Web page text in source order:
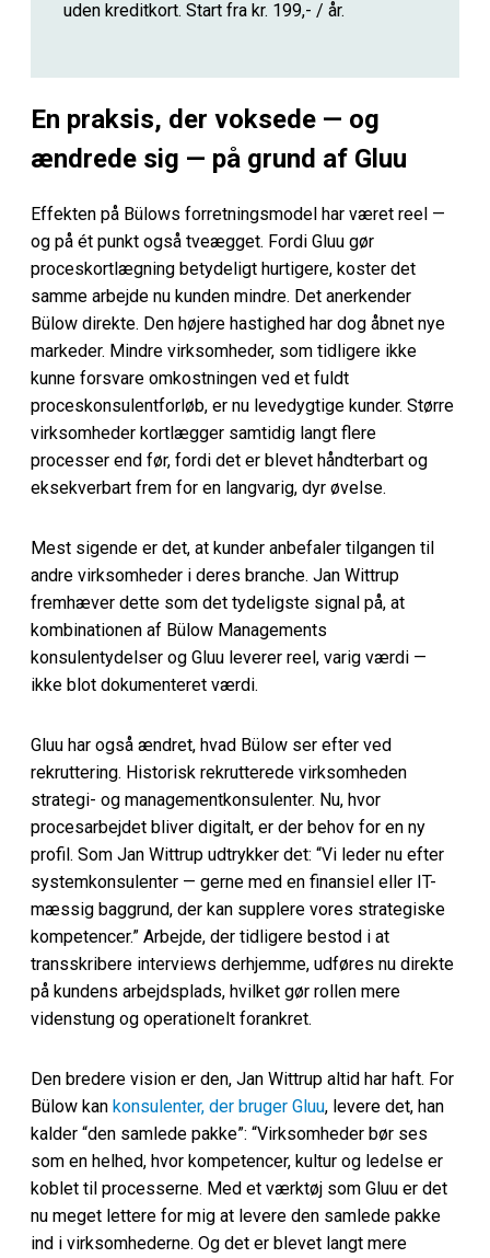
uden kreditkort. Start fra kr. 199,- / år.
En praksis, der voksede — og
ændrede sig — på grund af Gluu
Effekten på Bülows forretningsmodel har været reel —
og på ét punkt også tveægget. Fordi Gluu gør
proceskortlægning betydeligt hurtigere, koster det
samme arbejde nu kunden mindre. Det anerkender
Bülow direkte. Den højere hastighed har dog åbnet nye
markeder. Mindre virksomheder, som tidligere ikke
kunne forsvare omkostningen ved et fuldt
proceskonsulentforløb, er nu levedygtige kunder. Større
virksomheder kortlægger samtidig langt flere
processer end før, fordi det er blevet håndterbart og
eksekverbart frem for en langvarig, dyr øvelse.
Mest sigende er det, at kunder anbefaler tilgangen til
andre virksomheder i deres branche. Jan Wittrup
fremhæver dette som det tydeligste signal på, at
kombinationen af Bülow Managements
konsulentydelser og Gluu leverer reel, varig værdi —
ikke blot dokumenteret værdi.
Gluu har også ændret, hvad Bülow ser efter ved
rekruttering. Historisk rekrutterede virksomheden
strategi- og managementkonsulenter. Nu, hvor
procesarbejdet bliver digitalt, er der behov for en ny
profil. Som Jan Wittrup udtrykker det: “Vi leder nu efter
systemkonsulenter — gerne med en finansiel eller IT-
mæssig baggrund, der kan supplere vores strategiske
kompetencer.” Arbejde, der tidligere bestod i at
transskribere interviews derhjemme, udføres nu direkte
på kundens arbejdsplads, hvilket gør rollen mere
videnstung og operationelt forankret.
Den bredere vision er den, Jan Wittrup altid har haft. For
Bülow kankonsulenter, der bruger Gluu, levere det, han
kalder “den samlede pakke”: “Virksomheder bør ses
som en helhed, hvor kompetencer, kultur og ledelse er
koblet til processerne. Med et værktøj som Gluu er det
nu meget lettere for mig at levere den samlede pakke
ind i virksomhederne. Og det er blevet langt mere